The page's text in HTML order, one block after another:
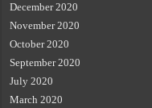
December 2020
November 2020
October 2020
September 2020
July 2020
March 2020